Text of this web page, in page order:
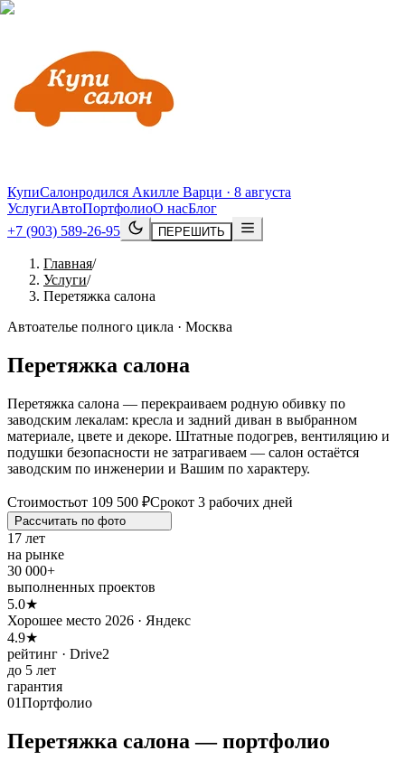
КупиСалонродился Акилле Варци · 8 августа
УслугиАвтоПортфолиоО насБлог
+7 (903) 589-26-95
ПЕРЕШИТЬ
Главная/
Услуги/
Перетяжка салона
Автоателье полного цикла · Москва
Перетяжка салона
Перетяжка салона — перекраиваем родную обивку по
заводским лекалам: кресла и задний диван в выбранном
материале, цвете и декоре. Штатные подогрев, вентиляцию и
подушки безопасности не затрагиваем — салон остаётся
заводским по инженерии и Вашим по характеру.
Стоимостьот 109 500 ₽Срокот 3 рабочих дней
Рассчитать по фото
17 лет
на рынке
30 000+
выполненных проектов
5.0★
Хорошее место 2026 · Яндекс
4.9★
рейтинг · Drive2
до 5 лет
гарантия
01Портфолио
Перетяжка салона — портфолио